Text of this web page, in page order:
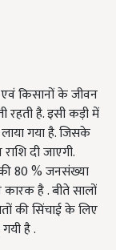
किसानों के जीवन
रहती है. इसी कड़ी में
गया है. जिसके
दी जाएगी.
80 % जनसंख्या
है . बीते सालों
की सिंचाई के लिए
है .